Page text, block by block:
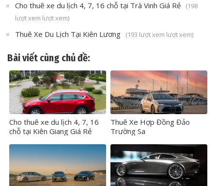
Cho thuê xe du lịch 4, 7, 16 chỗ tại Trà Vinh Giá Rẻ
(198
lượt xem lượt xem)
Thuê Xe Du Lịch Tại Kiên Lương (193 lượt xem lượt xem)
Bài viết cùng chủ đề:
Cho thuê xe du lịch 4, 7, 16
chỗ tại Kiên Giang Giá Rẻ
Thuê Xe Hợp Đồng Đảo
Trường Sa